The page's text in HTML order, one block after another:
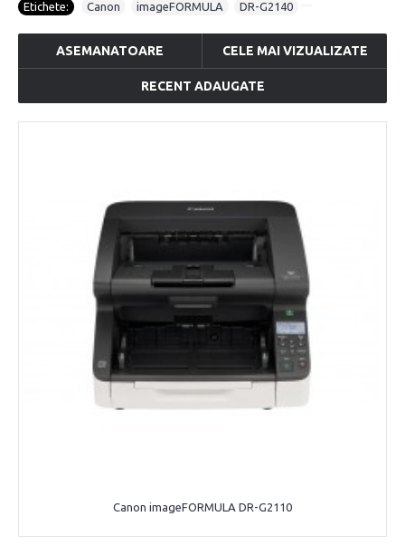
Etichete: Canon imageFORMULA DR-G2140
ASEMANATOARE CELE MAI VIZUALIZATE
RECENT ADAUGATE
Canon imageFORMULA DR-G2110